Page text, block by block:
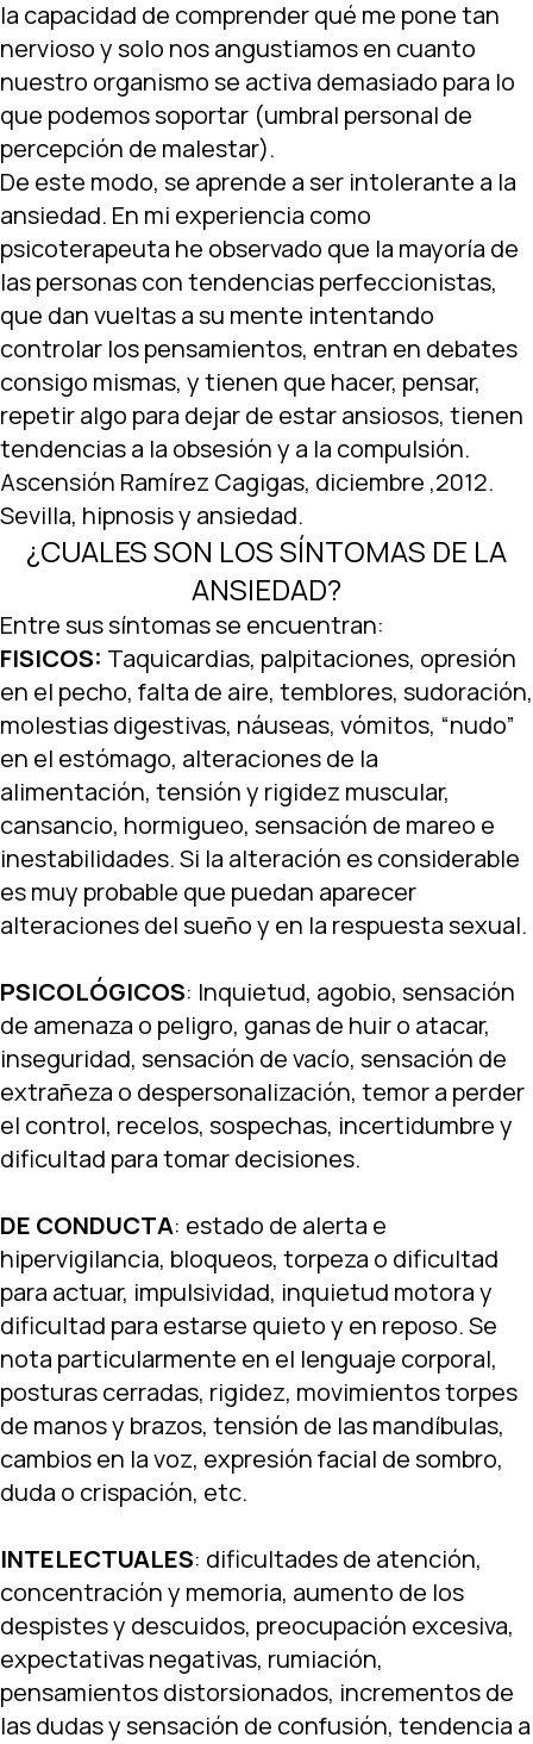
la capacidad de comprender qué me pone tan
nervioso y solo nos angustiamos en cuanto
nuestro organismo se activa demasiado para lo
que podemos soportar (umbral personal de
percepción de malestar).
De este modo, se aprende a ser intolerante a la
ansiedad. En mi experiencia como
psicoterapeuta he observado que la mayoría de
las personas con tendencias perfeccionistas,
que dan vueltas a su mente intentando
controlar los pensamientos, entran en debates
consigo mismas, y tienen que hacer, pensar,
repetir algo para dejar de estar ansiosos, tienen
tendencias a la obsesión y a la compulsión.
Ascensión Ramírez Cagigas, diciembre ,2012.
Sevilla, hipnosis y ansiedad.
¿CUALES SON LOS SÍNTOMAS DE LA
ANSIEDAD?
Entre sus síntomas se encuentran:
FISICOS: Taquicardias, palpitaciones, opresión
en el pecho, falta de aire, temblores, sudoración,
molestias digestivas, náuseas, vómitos, “nudo”
en el estómago, alteraciones de la
alimentación, tensión y rigidez muscular,
cansancio, hormigueo, sensación de mareo e
inestabilidades. Si la alteración es considerable
es muy probable que puedan aparecer
alteraciones del sueño y en la respuesta sexual.
PSICOLÓGICOS: Inquietud, agobio, sensación
de amenaza o peligro, ganas de huir o atacar,
inseguridad, sensación de vacío, sensación de
extrañeza o despersonalización, temor a perder
el control, recelos, sospechas, incertidumbre y
dificultad para tomar decisiones.
DE CONDUCTA: estado de alerta e
hipervigilancia, bloqueos, torpeza o dificultad
para actuar, impulsividad, inquietud motora y
dificultad para estarse quieto y en reposo. Se
nota particularmente en el lenguaje corporal,
posturas cerradas, rigidez, movimientos torpes
de manos y brazos, tensión de las mandíbulas,
cambios en la voz, expresión facial de sombro,
duda o crispación, etc.
INTELECTUALES: dificultades de atención,
concentración y memoria, aumento de los
despistes y descuidos, preocupación excesiva,
expectativas negativas, rumiación,
pensamientos distorsionados, incrementos de
las dudas y sensación de confusión, tendencia a